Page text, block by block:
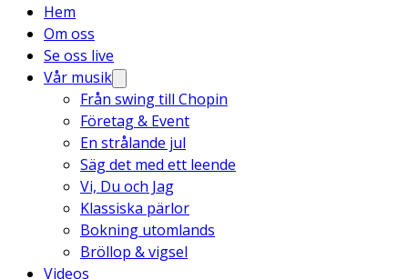
Hem
Om oss
Se oss live
Vår musik
Från swing till Chopin
Företag & Event
En strålande jul
Säg det med ett leende
Vi, Du och Jag
Klassiska pärlor
Bokning utomlands
Bröllop & vigsel
Videos